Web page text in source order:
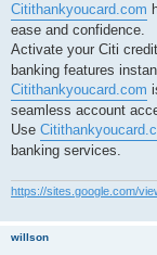
Citithankyoucard.com
ease and confidence.
Activate your Citi
banking features
Citithankyoucard.com
seamless account
Use
banking services.
https://sites.google.com/
willson